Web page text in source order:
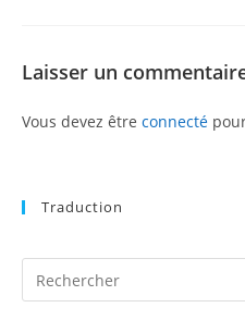
Laisser un
Vous devez être connecté
Traduction